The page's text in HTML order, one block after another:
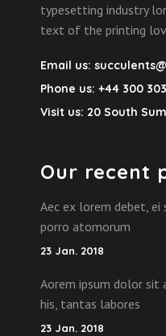
typesetting industry
text of the printing
Email us:
Phone us: +44 300
Visit us: 20 South
Our recent
Aec ex lorem debet, ei
porro atomorum
23 Jan. 2018
Aorem ipsum dolor
his, tantas labores
23 Jan. 2018